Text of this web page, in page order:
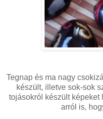
Tegnap és ma nagy
készült, illetve sok-sok
tojásokról készült képeket
arról is,